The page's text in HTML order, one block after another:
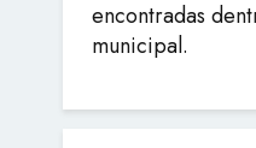
encontradas
municipal.